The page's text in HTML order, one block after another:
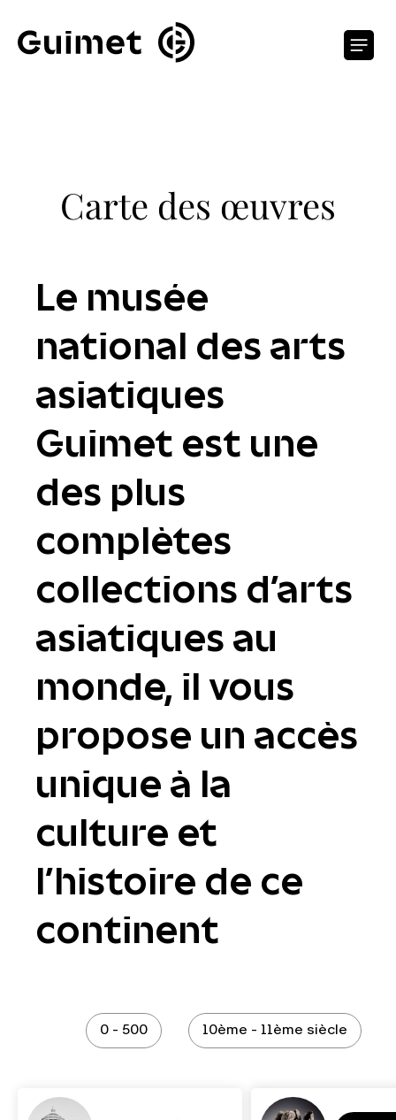
Carte des œuvres
Le musée
national des arts
asiatiques
Guimet est une
des plus
complètes
collections d'arts
asiatiques au
monde, il vous
propose un accès
unique à la
culture et
l’histoire de ce
continent
0 - 500 10ème - 11ème siècle